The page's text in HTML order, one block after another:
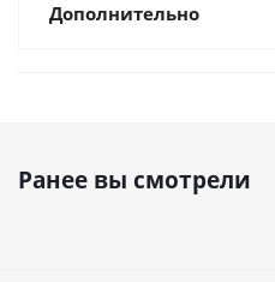
Дополнительно
Ранее вы смотрели